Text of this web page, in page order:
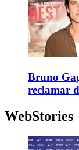
Bruno
reclamar
WebStories